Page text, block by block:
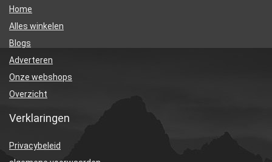
Home
Alles winkelen
Blogs
Adverteren
Onze webshops
Overzicht
Verklaringen
Privacybeleid